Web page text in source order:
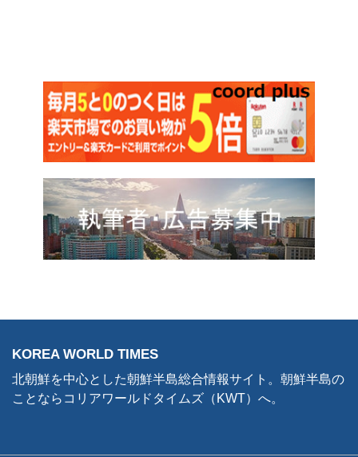
KOREA WORLD TIMES
北朝鮮を中心とした朝鮮半島総合情報サイト。朝鮮半島の
ことならコリアワールドタイムズ（KWT）へ。